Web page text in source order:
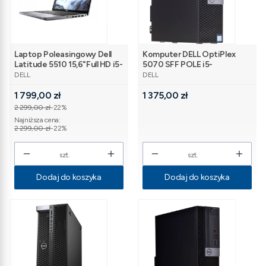
Laptop Poleasingowy Dell
Latitude 5510 15,6"Full HD i5-
10210U | RAM 16GB/SSD
[12G][CT][SL]
PRODUCENT
DELL
Cena promocyjna
1 799,00 zł
2 299,00 zł-22%
Najniższa cena:
2 299,00 zł-22%
szt.
Dodaj do koszyka
Komputer DELL OptiPlex
5070 SFF POLE i5-
9500T/16GB/256GB-
PRODUCENT
DELL
Cena
1 375,00 zł
szt.
Dodaj do koszyka